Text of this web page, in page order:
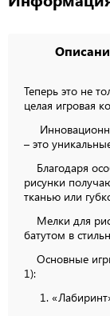
Теперь это не
целая игровая
– это
Благодаря
рисунки
тканью или
Мелки для
батутом в
Основные
1):
1.